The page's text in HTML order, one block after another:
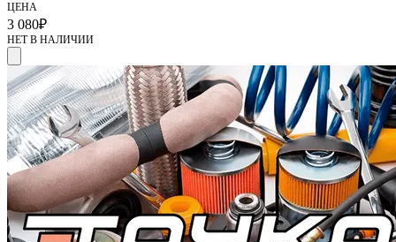
ЦЕНА
3 080₽
НЕТ В НАЛИЧИИ